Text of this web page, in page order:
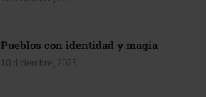
Pueblos con identidad y magia
10 diciembre, 2025